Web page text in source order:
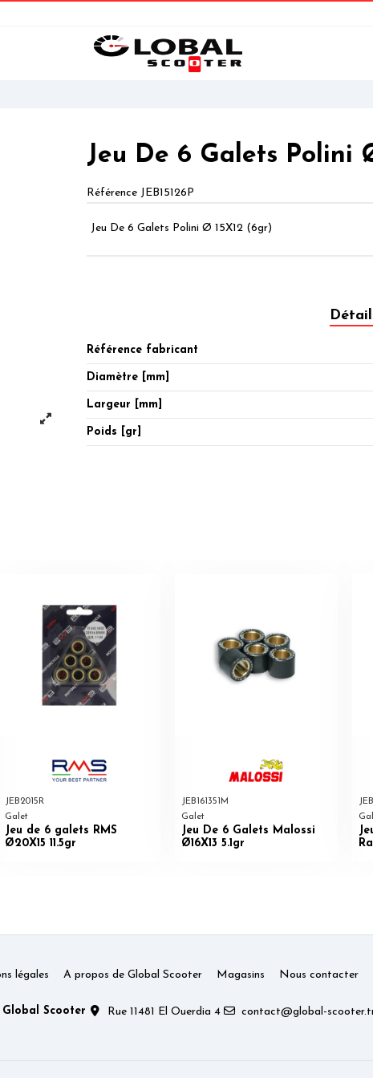
Jeu De 6 Galets Polini
Référence JEB15126P
Jeu De 6 Galets Polini Ø 15X12 (6gr)
Référence fabricant
Diamètre [mm]
Largeur [mm]
Poids [gr]
JEB2015R
Galet
Jeu de 6 galets RMS
Ø20X15 11.5gr
JEB161351M
Galet
Jeu De 6 Galets Malossi
Ø16X13 5.1gr
légales A propos de Global Scooter Magasins Nous contacter
Global Scooter Rue 11481 El Ouerdia 4 contact@global-